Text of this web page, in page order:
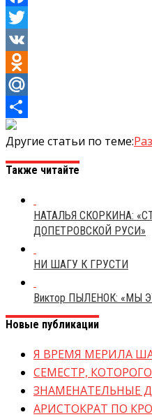
Facebook
Twitter
VK
Odnoklassniki
Mail.Ru
Отправить
Другие статьи по теме:
Также читайте
НАТАЛЬЯ СКОРКИНА:
ДОПЕТРОВСКОЙ РУСИ»
НИ ШАГУ К ГРУСТИ
Виктор ПЫЛЕНОК: «МЫ
Новые публикации
Я ВРЕМЯ МЕРИЛА
СЕМЕСТР,
ЗНАМЕНАТЕЛЬНЫЕ
АРИСТОКРАТ ПО